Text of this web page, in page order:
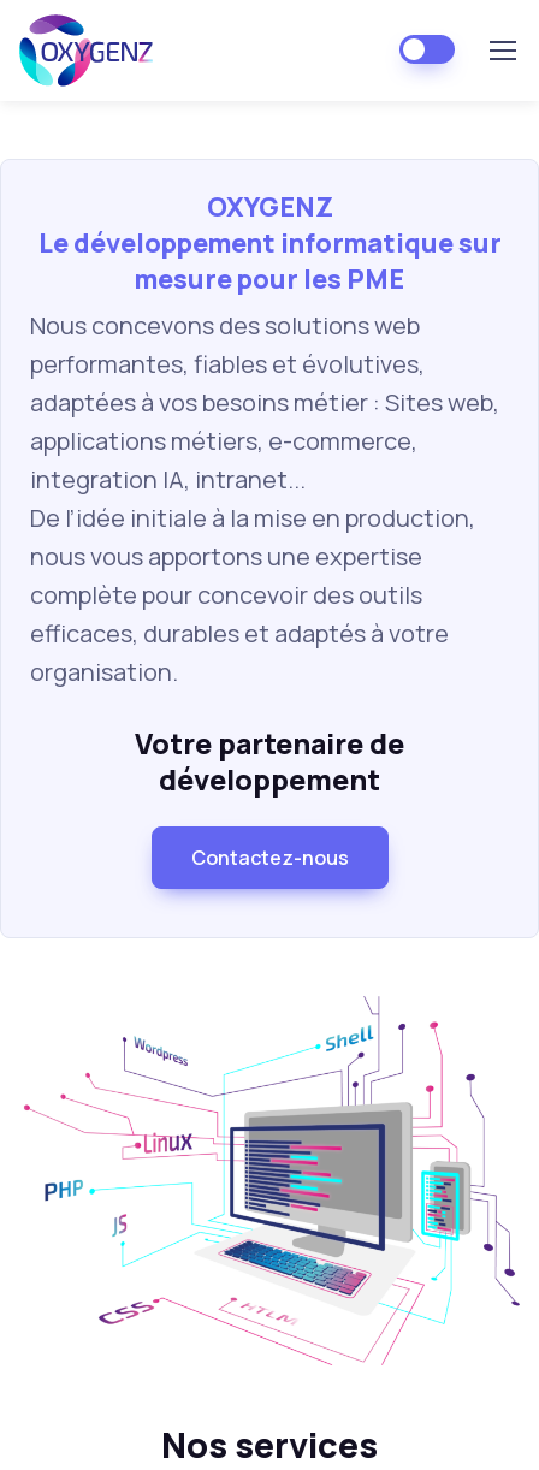
OXYGENZ
Le développement informatique sur
mesure pour les PME
Nous concevons des solutions web
performantes, fiables et évolutives,
adaptées à vos besoins métier : Sites web,
applications métiers, e-commerce,
integration IA, intranet...
De l’idée initiale à la mise en production,
nous vous apportons une expertise
complète pour concevoir des outils
efficaces, durables et adaptés à votre
organisation.
Votre partenaire de
développement
Contactez-nous
Nos services